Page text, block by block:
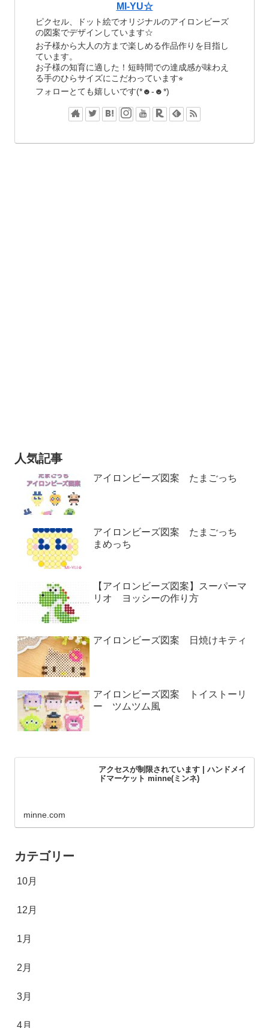
MI-YU☆
ピクセル、ドット絵でオリジナルのアイロンビーズ
の図案でデザインしています☆
お子様から大人の方まで楽しめる作品作りを目指し
ています。
お子様の知育に適した！短時間での達成感が味わえ
る手のひらサイズにこだわっています⭐︎
フォローとても嬉しいです(*☻-☻*)
人気記事
アイロンビーズ図案 たまごっち
アイロンビーズ図案 たまごっち
まめっち
【アイロンビーズ図案】スーパーマ
リオ ヨッシーの作り方
アイロンビーズ図案 日焼けキティ
アイロンビーズ図案 トイストーリ
ー ツムツム風
アクセスが制限されています | ハンドメイ
ドマーケット minne(ミンネ)
minne.com
カテゴリー
10月
12月
1月
2月
3月
4月